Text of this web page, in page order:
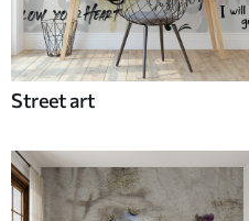
Street art